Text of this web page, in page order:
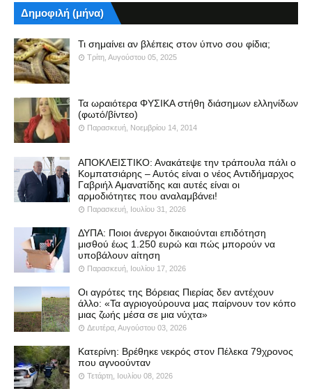
Δημοφιλή (μήνα)
Τι σημαίνει αν βλέπεις στον ύπνο σου φίδια;
Τρίτη, Αυγούστου 05, 2025
Τα ωραιότερα ΦΥΣΙΚΑ στήθη διάσημων ελληνίδων
(φωτό/βίντεο)
Παρασκευή, Νοεμβρίου 14, 2014
ΑΠΟΚΛΕΙΣΤΙΚΟ: Ανακάτεψε την τράπουλα πάλι ο
Κομπατσιάρης – Αυτός είναι ο νέος Αντιδήμαρχος
Γαβριήλ Αμανατίδης και αυτές είναι οι
αρμοδιότητες που αναλαμβάνει!
Παρασκευή, Ιουλίου 31, 2026
ΔΥΠΑ: Ποιοι άνεργοι δικαιούνται επιδότηση
μισθού έως 1.250 ευρώ και πώς μπορούν να
υποβάλουν αίτηση
Παρασκευή, Ιουλίου 17, 2026
Οι αγρότες της Βόρειας Πιερίας δεν αντέχουν
άλλο: «Τα αγριογούρουνα μας παίρνουν τον κόπο
μιας ζωής μέσα σε μια νύχτα»
Δευτέρα, Αυγούστου 03, 2026
Κατερίνη: Βρέθηκε νεκρός στον Πέλεκα 79χρονος
που αγνοούνταν
Τετάρτη, Ιουλίου 08, 2026